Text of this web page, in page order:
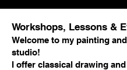
Workshops, Lessons &
Welcome to my painting
studio!
I offer classical drawing